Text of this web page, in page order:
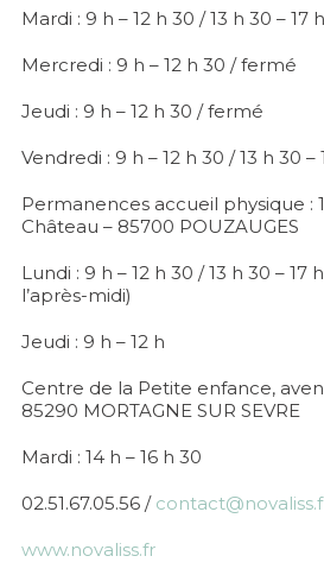
Mardi : 9 h – 12 h 30 / 13 h 30 – 17
Mercredi : 9 h – 12 h 30 / fermé
Jeudi : 9 h – 12 h 30 / fermé
Vendredi : 9 h – 12 h 30 / 13 h 30 –
Permanences accueil physique :
Château – 85700 POUZAUGES
Lundi : 9 h – 12 h 30 / 13 h 30 – 17
l’après-midi)
Jeudi : 9 h – 12 h
Centre de la Petite enfance,
85290 MORTAGNE SUR SEVRE
Mardi : 14 h – 16 h 30
02.51.67.05.56 /
www.novaliss.fr